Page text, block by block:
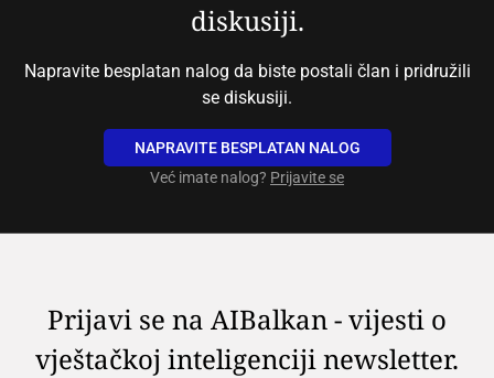
diskusiji.
Napravite besplatan nalog da biste postali član i pridružili
se diskusiji.
NAPRAVITE BESPLATAN NALOG
Već imate nalog? Prijavite se
Prijavi se na AIBalkan - vijesti o
vještačkoj inteligenciji newsletter.